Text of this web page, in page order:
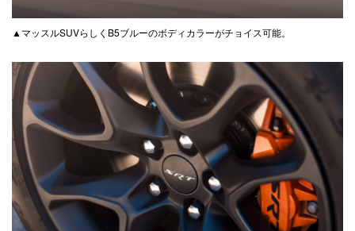
▲マッスルSUVらしくB5ブルーのボディカラーがチョイス可能。